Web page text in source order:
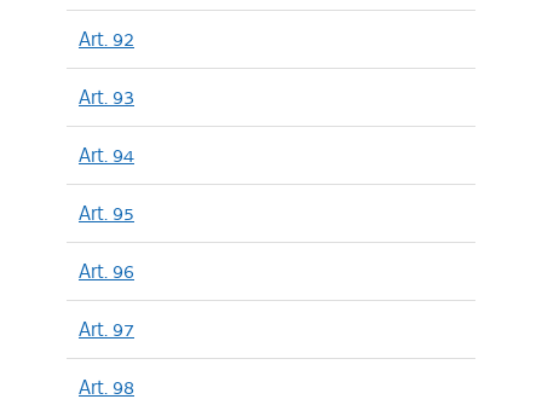
Art. 92
Art. 93
Art. 94
Art. 95
Art. 96
Art. 97
Art. 98